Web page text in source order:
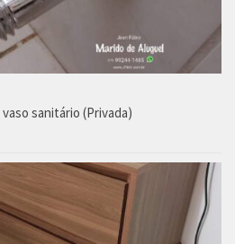
sanitário (Privada)